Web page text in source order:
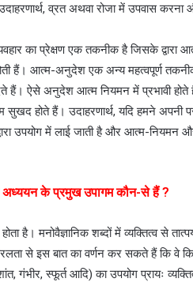
व्रत अथवा रोजा में उपवास
का प्रेक्षण एक तकनीक है जिसके द्वारा
हैं। आत्म-अनुदेश एक अन्य महत्वपूर्ण
हैं। ऐसे अनुदेश आत्म नियमन में प्रभावी
होते हैं। उदाहरणार्थ, यदि हमने अपनी
उपयोग में लाई जाती है और आत्म-नियमन
अध्ययन के प्रमुख उपागम कौन-से हैं ?
है। मनोवैज्ञानिक शब्दों में व्यक्तित्व से
से इस बात का वर्णन कर सकते हैं कि वे
स्फूर्त आदि) का उपयोग प्रायः